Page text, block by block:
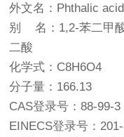
外文名：Phthalic acid
别 名：1,2-苯二甲
二酸
化学式：C8H6O4
分子量：166.13
CAS登录号：88-99-3
EINECS登录号：